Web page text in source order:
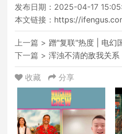
发布日期：2025-04-17
本文链接： https://
上一篇 > 蹭"复联"热度 | 电幻
下一篇 > 浑浊不清的敌我关系
收藏 分享